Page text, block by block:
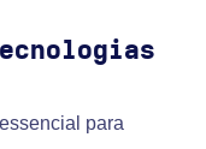
para